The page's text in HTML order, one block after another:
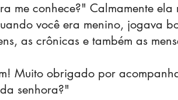
me conhece?" Calmamente
você era menino, jogava
as crônicas e também as
Muito obrigado por
senhora?"